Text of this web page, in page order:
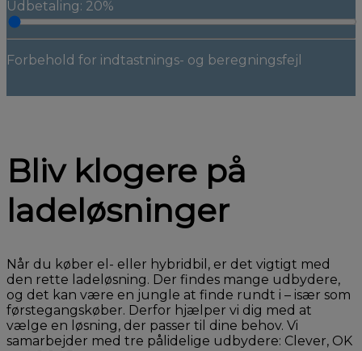
Udbetaling: 20%
Forbehold for indtastnings- og beregningsfejl
Bliv klogere på
ladeløsninger
Når du køber el- eller hybridbil, er det vigtigt med
den rette ladeløsning. Der findes mange udbydere,
og det kan være en jungle at finde rundt i – især som
førstegangskøber. Derfor hjælper vi dig med at
vælge en løsning, der passer til dine behov. Vi
samarbejder med tre pålidelige udbydere: Clever, OK